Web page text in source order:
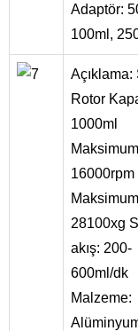
Adaptör:
100ml,
Açıklama:
Rotor
1000ml
16000rpm
28100xg
akış: 200-
600ml/dk
Malzeme: